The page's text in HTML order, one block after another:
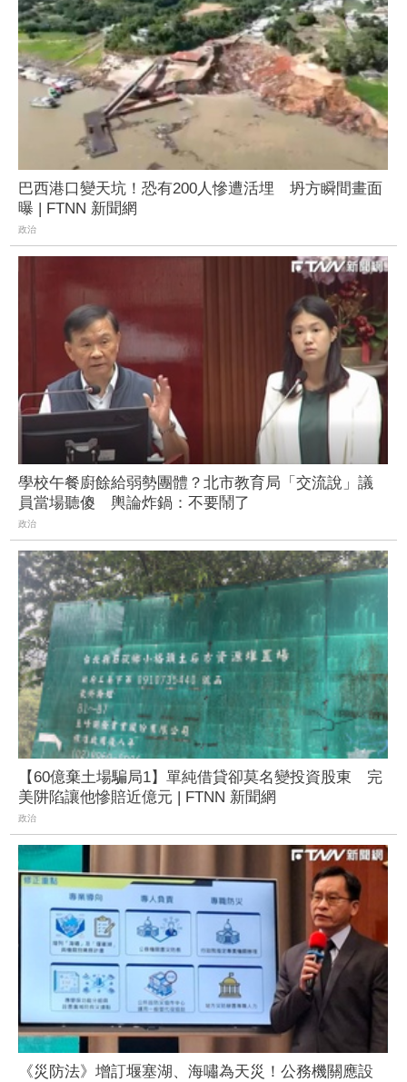
巴西港口變天坑！恐有200人慘遭活埋 坍方瞬間畫面
曝 | FTNN 新聞網
政治
學校午餐廚餘給弱勢團體？北市教育局「交流說」議
員當場聽傻 輿論炸鍋：不要鬧了
政治
【60億棄土場騙局1】單純借貸卻莫名變投資股東 完
美阱陷讓他慘賠近億元 | FTNN 新聞網
政治
《災防法》增訂堰塞湖、海嘯為天災！公務機關應設